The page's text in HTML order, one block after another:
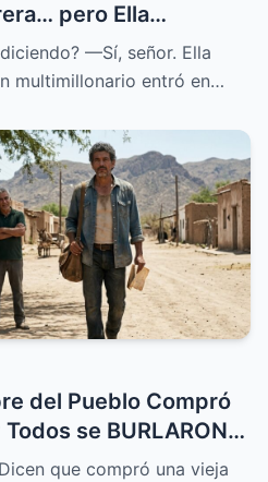
pero Ella
—Sí, señor. Ella
multimillonario entró en…
del Pueblo Compró
se BURLARON,
que compró una vieja